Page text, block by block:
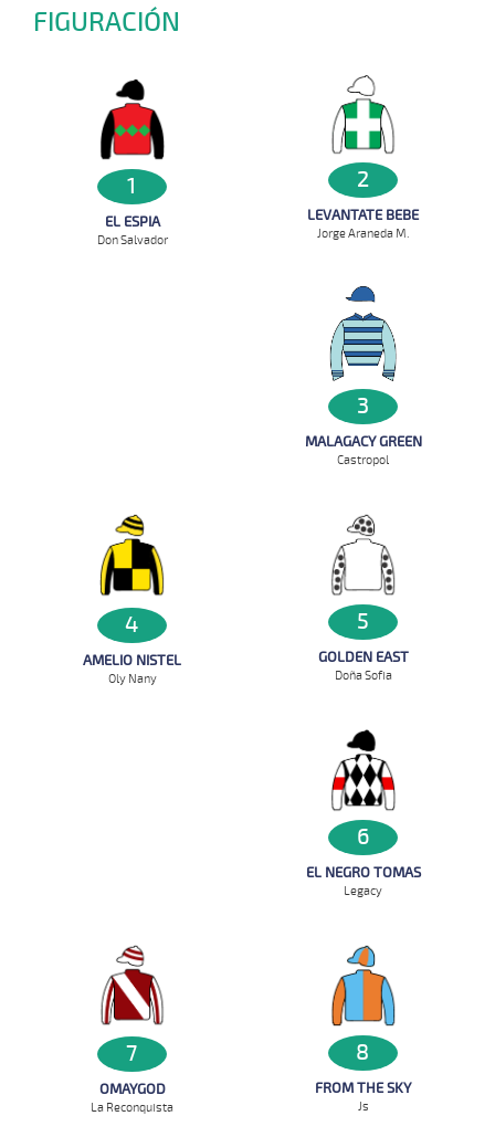
FIGURACIÓN
1
EL ESPIA
Don Salvador
2
LEVANTATE BEBE
Jorge Araneda M.
3
MALAGACY GREEN
Castropol
4
AMELIO NISTEL
Oly Nany
5
GOLDEN EAST
Doña Sofia
6
EL NEGRO TOMAS
Legacy
7
OMAYGOD
La Reconquista
8
FROM THE SKY
Js